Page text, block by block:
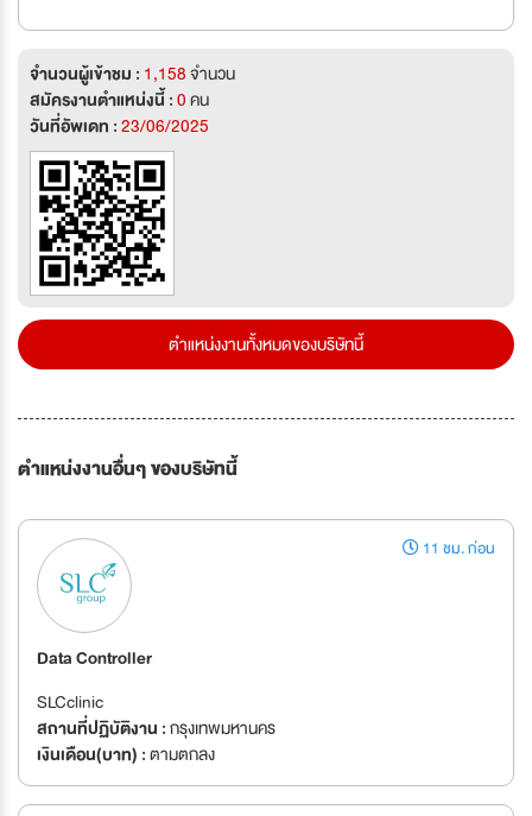
จำนวนผู้เข้าชม : 1,158จำนวน
สมัครงานตำแหน่งนี้ :0คน
วันที่อัพเดท :23/06/2025
ตำแหน่งงานทั้งหมดของบริษัทนี้
ตำแหน่งงานอื่นๆ ของบริษัทนี้
11 ชม. ก่อน
Data Controller
SLCclinic
สถานที่ปฏิบัติงาน :กรุงเทพมหานคร
เงินเดือน(บาท) :ตามตกลง